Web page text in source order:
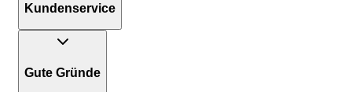
Kundenservice
Gute Gründe